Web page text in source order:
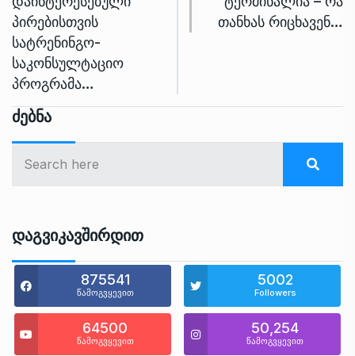
პირებისთვის
სატრენინგო-
საკონსულტაციო
პროგრამა…
თანხას რიცხავენ…
Ძებნა
Დაგვიკავშირდით
875541
წამოგვყევით
5002
Followers
64500
წამოგვყევით
50,254
წამოგვყევით